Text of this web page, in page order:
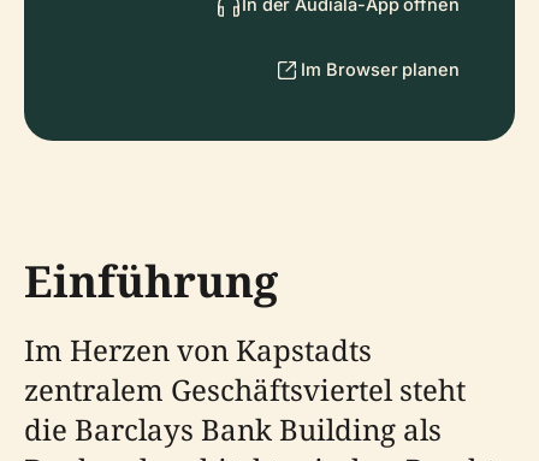
In der Audiala-App öffnen
Im Browser planen
Einführung
Im Herzen von Kapstadts
zentralem Geschäftsviertel steht
die Barclays Bank Building als